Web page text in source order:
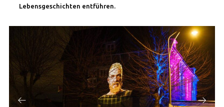
Lebensgeschichten entführen.